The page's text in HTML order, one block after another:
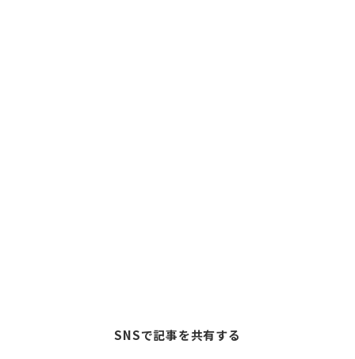
SNSで記事を共有する